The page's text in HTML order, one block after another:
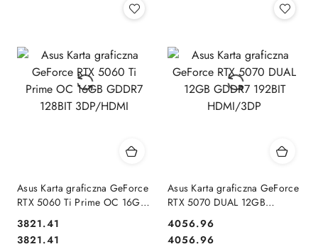
Asus Karta graficzna GeForce
RTX 5060 Ti Prime OC 16GB
Cena:
3821.41
Cena:
3821.41
Asus Karta graficzna GeForce
RTX 5070 DUAL 12GB
Cena:
4056.96
Cena:
4056.96